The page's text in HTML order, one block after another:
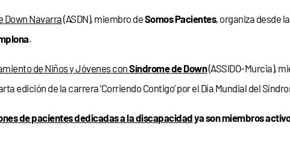
Down Navarra(ASDN), miembro deSomos Pacientes, organiza desde
.
de Niños y Jóvenes conSíndrome de Down(ASSIDO-Murcia),
edición de la carrera ‘Corriendo Contigo’ por el Día Mundial del
de pacientes dedicadas a la discapacidadya son miembros